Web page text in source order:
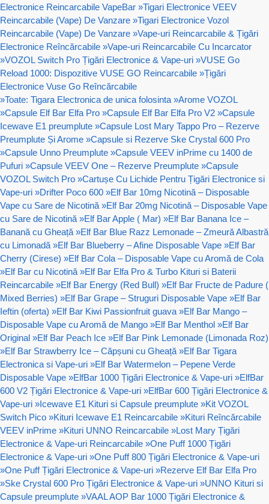
Electronice Reincarcabile VapeBar »Tigari Electronice VEEV
Reincarcabile (Vape) De Vanzare »Tigari Electronice Vozol
Reincarcabile (Vape) De Vanzare »Vape-uri Reincarcabile & Țigări
Electronice Reîncărcabile »Vape-uri Reincarcabile Cu Incarcator
»VOZOL Switch Pro Țigări Electronice & Vape-uri »VUSE Go
Reload 1000: Dispozitive VUSE GO Reincarcabile »Țigări
Electronice Vuse Go Reîncărcabile
»Toate: Tigara Electronica de unica folosinta »Arome VOZOL
»Capsule Elf Bar Elfa Pro »Capsule Elf Bar Elfa Pro V2 »Capsule
Icewave E1 preumplute »Capsule Lost Mary Tappo Pro – Rezerve
Preumplute Și Arome »Capsule si Rezerve Ske Crystal 600 Pro
»Capsule Unno Preumplute »Capsule VEEV inPrime cu 1400 de
Pufuri »Capsule VEEV One – Rezerve Preumplute »Capsule
VOZOL Switch Pro »Cartușe Cu Lichide Pentru Țigări Electronice si
Vape-uri »Drifter Poco 600 »Elf Bar 10mg Nicotină – Disposable
Vape cu Sare de Nicotină »Elf Bar 20mg Nicotină – Disposable Vape
cu Sare de Nicotină »Elf Bar Apple ( Mar) »Elf Bar Banana Ice –
Banană cu Gheață »Elf Bar Blue Razz Lemonade – Zmeură Albastră
cu Limonadă »Elf Bar Blueberry – Afine Disposable Vape »Elf Bar
Cherry (Cirese) »Elf Bar Cola – Disposable Vape cu Aromă de Cola
»Elf Bar cu Nicotină »Elf Bar Elfa Pro & Turbo Kituri si Baterii
Reincarcabile »Elf Bar Energy (Red Bull) »Elf Bar Fructe de Padure (
Mixed Berries) »Elf Bar Grape – Struguri Disposable Vape »Elf Bar
Ieftin (oferta) »Elf Bar Kiwi Passionfruit guava »Elf Bar Mango –
Disposable Vape cu Aromă de Mango »Elf Bar Menthol »Elf Bar
Original »Elf Bar Peach Ice »Elf Bar Pink Lemonade (Limonada Roz)
»Elf Bar Strawberry Ice – Căpșuni cu Gheață »Elf Bar Tigara
Electronica si Vape-uri »Elf Bar Watermelon – Pepene Verde
Disposable Vape »ElfBar 1000 Țigări Electronice & Vape-uri »ElfBar
600 V2 Țigări Electronice & Vape-uri »ElfBar 600 Țigări Electronice &
Vape-uri »Icewave E1 Kituri si Capsule preumplute »Kit VOZOL
Switch Pico »Kituri Icewave E1 Reincarcabile »Kituri Reîncărcabile
VEEV inPrime »Kituri UNNO Reincarcabile »Lost Mary Țigări
Electronice & Vape-uri Reincarcabile »One Puff 1000 Țigări
Electronice & Vape-uri »One Puff 800 Țigări Electronice & Vape-uri
»One Puff Țigări Electronice & Vape-uri »Rezerve Elf Bar Elfa Pro
»Ske Crystal 600 Pro Țigări Electronice & Vape-uri »UNNO Kituri si
Capsule preumplute »VAAL AOP Bar 1000 Țigări Electronice &